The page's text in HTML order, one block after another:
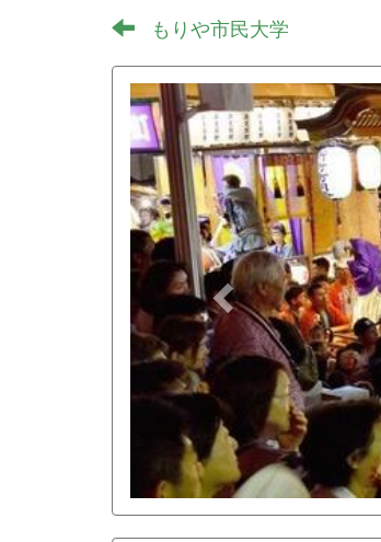
もりや市民大学
p
r
e
v
i
o
u
s